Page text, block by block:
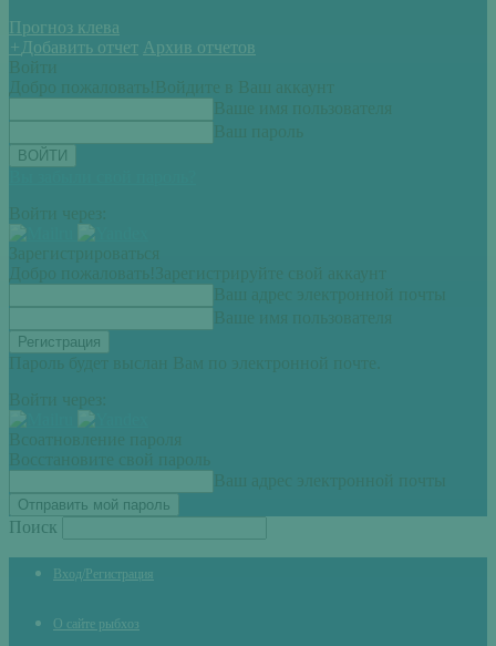
Прогноз клева
+ Добавить отчет Архив отчетов
Войти
Добро пожаловать! Войдите в Ваш аккаунт
Ваше имя пользователя
Ваш пароль
Войти через:
Зарегистрироваться
Добро пожаловать! Зарегистрируйте свой аккаунт
Ваш адрес электронной почты
Ваше имя пользователя
Пароль будет выслан Вам по электронной почте.
Войти через:
Всоатновление пароля
Восстановите свой пароль
Ваш адрес электронной почты
Поиск
Вход/Регистрация
О сайте рыбхоз